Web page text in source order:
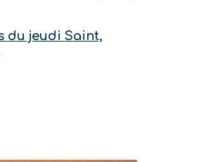
du jeudi Saint,